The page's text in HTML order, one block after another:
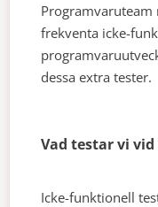
Programvaruteam
frekventa icke-
dessa extra tester.
Vad testar vi
Icke-funktionell